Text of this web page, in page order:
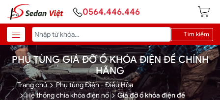
0564.446.446
Tìm kiếm
PHỤ TÙNG GIÁ ĐỠ Ổ KHÓA ĐIỆN ĐỀ CHÍNH
HÃNG
Trang chủ
Phụ tùng Điện - Điều Hòa
Hệ thống chìa khóa điện nổ
Giá đỡ ổ khóa điện đề